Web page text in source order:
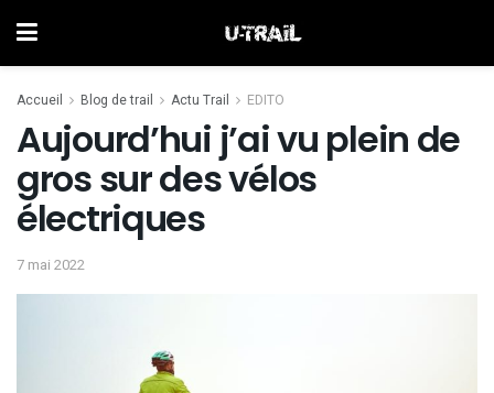
Accueil Blog de trail Actu Trail EDITO
Aujourd’hui j’ai vu plein de
gros sur des vélos
électriques
7 mai 2022